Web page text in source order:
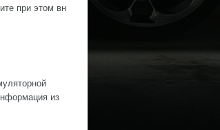
при этом вн
из